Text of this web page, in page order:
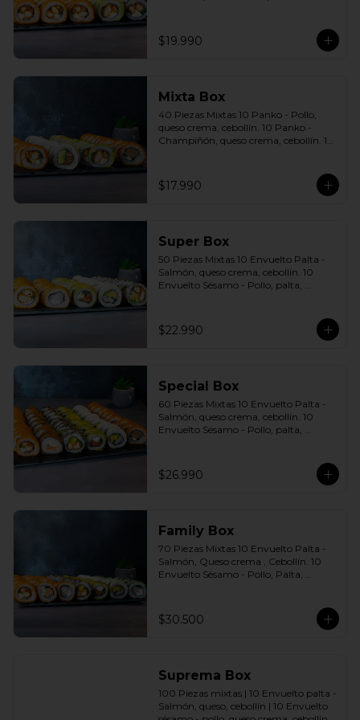
a elección soya o agridulce Bless + 3
palitos
$19.990
Mixta Box
40 Piezas Mixtas 10 Panko - Pollo,
queso crema, cebollín. 10 Panko -
Champiñón, queso crema, cebollín. 10
palta, cebollín. Incluye: 2 Salsa soya 2
Salsa agridulce Bless 3 palitos
$17.990
Super Box
50 Piezas Mixtas 10 Envuelto Palta -
Salmón, queso crema, cebollín. 10
Envuelto Sésamo - Pollo, palta,
Pollo, queso crema, cebollín. 10 Panko
- Camarón, queso crema, cebollín
$22.990
Special Box
60 Piezas Mixtas 10 Envuelto Palta -
Salmón, queso crema, cebollín. 10
Envuelto Sésamo - Pollo, palta,
Pollo, queso crema, cebollín. 10 Panko
- Champiñón, queso crema, cebollín.
$26.990
Family Box
70 Piezas Mixtas 10 Envuelto Palta -
Salmón, Queso crema , Cebollín. 10
Envuelto Sésamo - Pollo, Palta,
Ciboulette - Camarón, queso crema,
cebollín. 10 Panko - Pollo, Queso
7 Salsas a elección soya o agridulce
Bless + 6 palitos
$30.500
Suprema Box
100 Piezas mixtas | 10 Envuelto palta -
Salmón, queso, cebollín | 10 Envuelto